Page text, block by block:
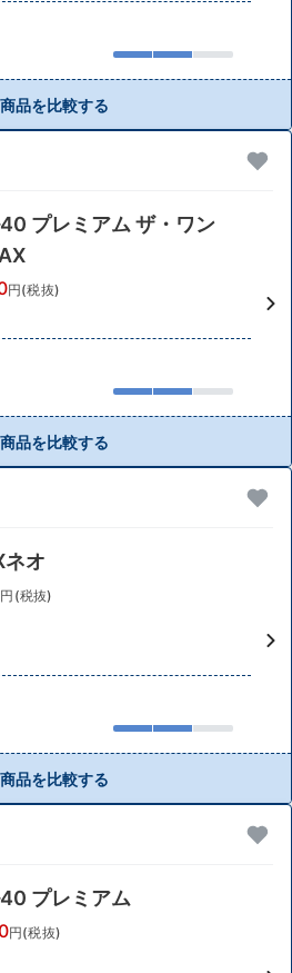
商品を比較する
プレミアム ザ・ワン
円(税抜)
商品を比較する
ネオ
円(税抜)
商品を比較する
プレミアム
円(税抜)